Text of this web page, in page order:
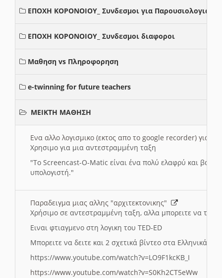
ΕΠΟΧΗ ΚΟΡΟΝΟΙΟΥ_ Συνδεσμοι για Παρουσιολογια
ΕΠΟΧΗ ΚΟΡΟΝΟΙΟΥ_ Συνδεσμοι διαφοροι
Μαθηση vs Πληροφορηση
e-twinning for future teachers
ΜΕΙΚΤΗ ΜΑΘΗΣΗ
Ενα αλλο λογισμικο (εκτος απο το google recorder) για
Χρησιμο για μια αντεστραμμένη ταξη
"To Screencast-O-Matic είναι ένα πολύ ελαφρύ και
υπολογιστή."
Παραδειγμα μιας αλλης "αρχιτεκτονικης"
Χρήσιμο σε αντεστραμμένη ταξη, αλλα μπορειτε να το
Ειναι φτιαγμενο στη λογικη του TED-ED
Μπορειτε να δειτε και 2 σχετικά βίντεο στα Ελληνικά:
https://www.youtube.com/watch?v=LO9F1kcKB_I
https://www.youtube.com/watch?v=S0Kh2CT5eWw